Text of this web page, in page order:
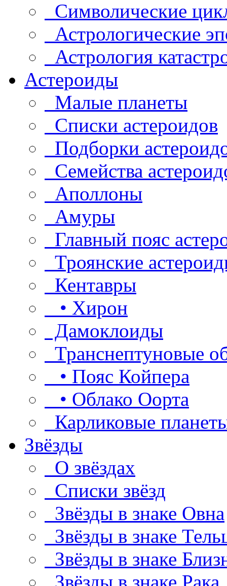
Символические
Астрологические
Астрология
Астероиды
Малые планеты
Списки астероидов
Подборки
Семейства
Аполлоны
Амуры
Главный пояс
Троянские
Кентавры
• Хирон
Дамоклоиды
Транснептуновые
• Пояс Койпера
• Облако Оорта
Карликовые
Звёзды
О звёздах
Списки звёзд
Звёзды в знаке Овна
Звёзды в знаке
Звёзды в знаке